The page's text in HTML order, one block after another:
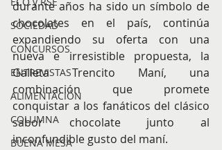
SOCIEDAD
CONCURSOS
ENTREVISTAS
ALIMENTACIÓN
COLUMNA
BUENA MESA
durante años ha sido un símbolo de
chocolates en el país, continúa
expandiendo su oferta con una
nueva e irresistible propuesta, la
Galleta Trencito Maní, una
combinación que promete
conquistar a los fanáticos del clásico
sabor chocolate junto al
inconfundible gusto del maní.